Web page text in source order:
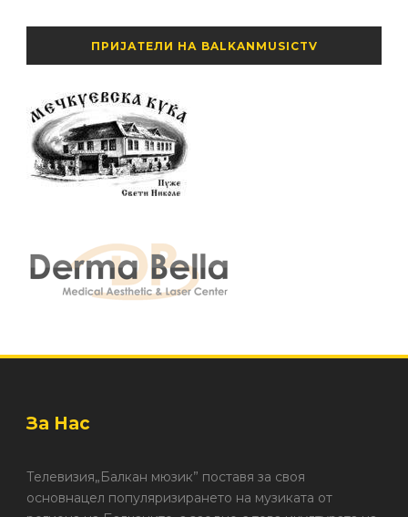
ПРИЈАТЕЛИ НА BALKANMUSICTV
За Нас
Телевизия„Балкан мюзик” поставя за своя
основнацел популяризирането на музиката от